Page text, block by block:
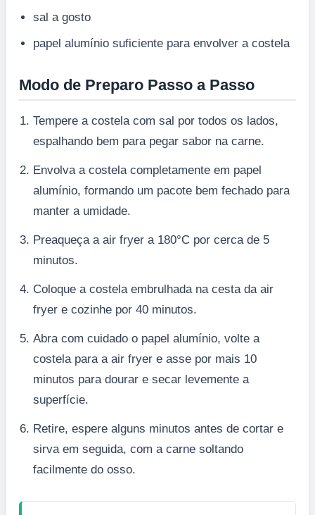
sal a gosto
papel alumínio suficiente para envolver a costela
Modo de Preparo Passo a Passo
Tempere a costela com sal por todos os lados,
espalhando bem para pegar sabor na carne.
Envolva a costela completamente em papel
alumínio, formando um pacote bem fechado para
manter a umidade.
Preaqueça a air fryer a 180°C por cerca de 5
minutos.
Coloque a costela embrulhada na cesta da air
fryer e cozinhe por 40 minutos.
Abra com cuidado o papel alumínio, volte a
costela para a air fryer e asse por mais 10
minutos para dourar e secar levemente a
superfície.
Retire, espere alguns minutos antes de cortar e
sirva em seguida, com a carne soltando
facilmente do osso.